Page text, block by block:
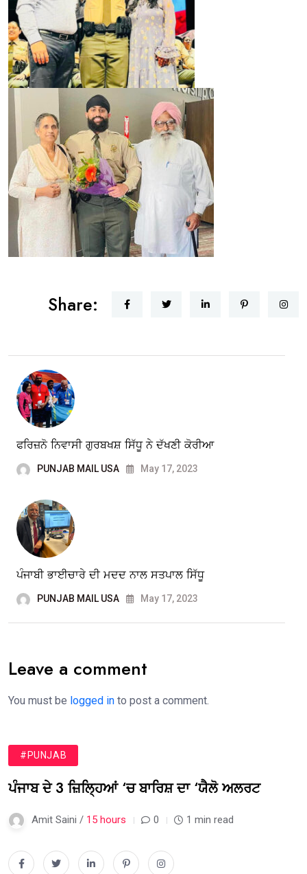
Share:
ਫਰਿਜ਼ਨੋ ਨਿਵਾਸੀ ਗੁਰਬਖਸ਼ ਸਿੱਧੂ ਨੇ ਦੱਖਣੀ ਕੋਰੀਆ
PUNJAB MAIL USA May 17, 2023
ਪੰਜਾਬੀ ਭਾਈਚਾਰੇ ਦੀ ਮਦਦ ਨਾਲ ਸਤਪਾਲ ਸਿੱਧੂ
PUNJAB MAIL USA May 17, 2023
Leave a comment
You must be logged in to post a comment.
#PUNJAB
ਪੰਜਾਬ ਦੇ 3 ਜ਼ਿਲ੍ਹਿਆਂ ‘ਚ ਬਾਰਿਸ਼ ਦਾ ‘ਯੈਲੋ ਅਲਰਟ
Amit Saini / 15 hours 0 1 min read